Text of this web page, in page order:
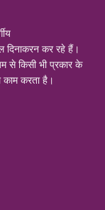
दिनाकरन कर रहे हैं।
से किसी भी प्रकार के
काम करता है।